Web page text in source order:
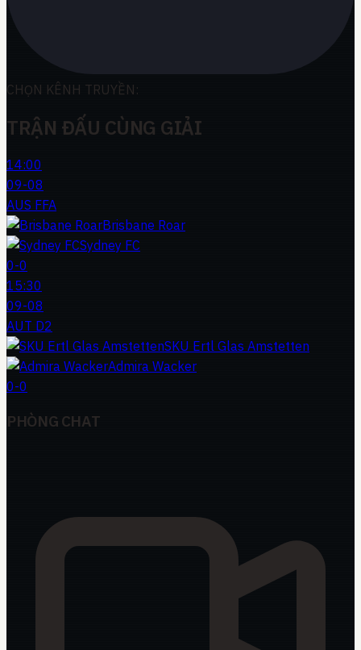
CHỌN KÊNH TRUYỀN:
TRẬN ĐẤU CÙNG GIẢI
14:00
09-08
AUS FFA
Brisbane Roar
Sydney FC
0-0
15:30
09-08
AUT D2
SKU Ertl Glas Amstetten
Admira Wacker
0-0
PHÒNG CHAT